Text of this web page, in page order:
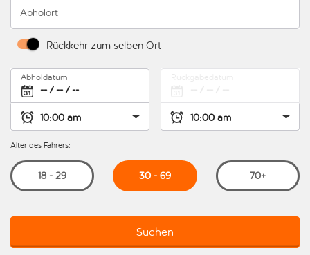
Abholort
Rückkehr zum selben Ort
Abholdatum
Alter des Fahrers:
18 - 29 30 - 69 70+
Suchen